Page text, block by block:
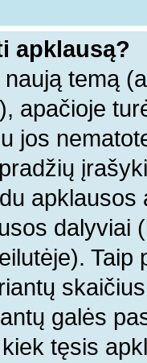
apklausą?
temą
apačioje
jos
dalyviai
galės
tęsis